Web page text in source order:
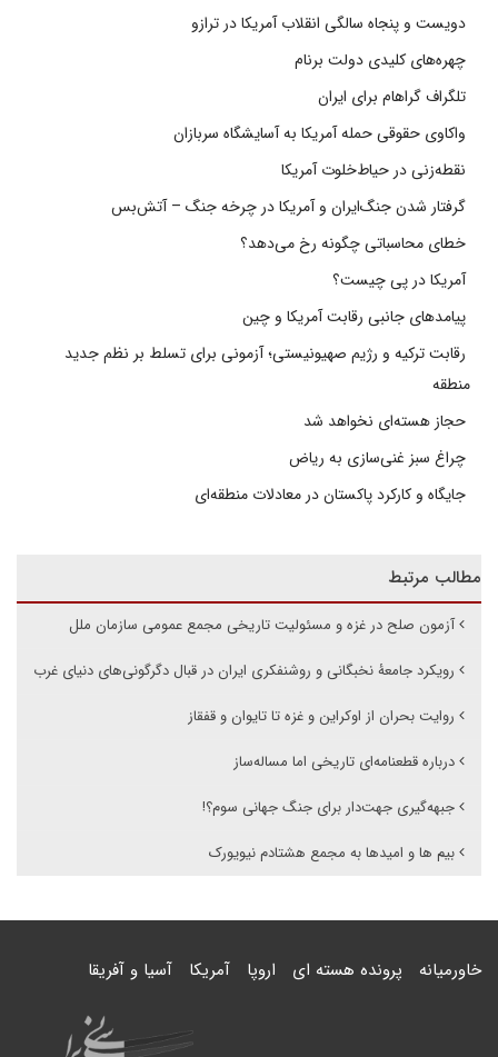
دویست و پنجاه سالگی انقلاب آمریکا در ترازو
چهره‌های کلیدی دولت برنام
تلگراف گراهام برای ایران
واکاوی حقوقی حمله آمریکا به آسایشگاه سربازان
نقطه‌زنی در حیاط‌خلوت آمریکا
گرفتار شدن جنگ‌ایران و آمریکا در چرخه جنگ – آتش‌بس
خطای محاسباتی چگونه رخ می‌دهد؟
آمریکا در پی چیست؟
پیامدهای جانبی رقابت آمریکا و چین
رقابت ترکیه و رژیم صهیونیستی؛ آزمونی برای تسلط بر نظم جدید
منطقه
حجاز هسته‌ای نخواهد شد
چراغ سبز غنی‌سازی به ریاض
جایگاه و کارکرد پاکستان در معادلات منطقه‌ای
مطالب مرتبط
آزمون صلح در غزه و مسئولیت تاریخی مجمع عمومی سازمان ملل
رویکرد جامعۀ نخبگانی و روشنفکری ایران در قبال دگرگونی‌های دنیای غرب
روایت بحران از اوکراین و غزه تا تایوان و قفقاز
درباره قطعنامه‌ای تاریخی اما مساله‌ساز
جبهه‌گیری جهت‌دار برای جنگ جهانی سوم؟!
بیم ها و امیدها به مجمع هشتادم نیویورک
خاورمیانه پرونده هسته ای اروپا آمریکا آسیا و آفریقا